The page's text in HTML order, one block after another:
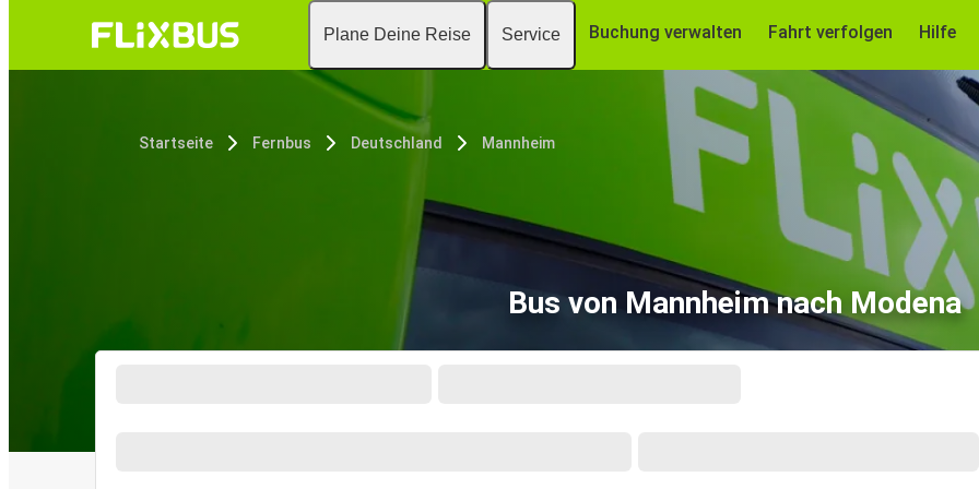
Plane Deine Reise Service Buchung verwalten Fahrt verfolgen Hilfe
Startseite Fernbus Deutschland Mannheim
Bus von Mannheim nach Modena